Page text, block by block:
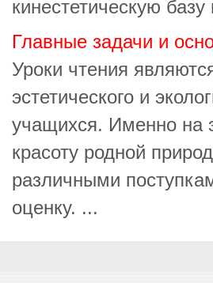
кинестетическую
Главные задачи и
Уроки чтения
эстетического и
учащихся. Именно на
красоту родной
различными
оценку. ...